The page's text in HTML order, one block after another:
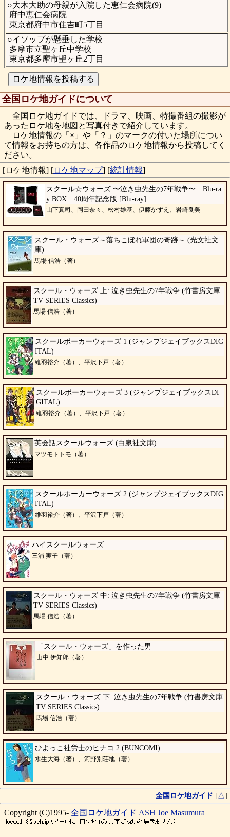
○大木大助の母親が入院した恵仁会病院(9)
府中恵仁会病院
東京都府中市住吉町5丁目
○イソップが懸垂した学校
多摩市立聖ヶ丘中学校
東京都多摩市聖ヶ丘2丁目
全国ロケ地ガイドについて
全国ロケ地ガイドでは、ドラマ、映画、特撮番組の撮影が
あったロケ地を地図と写真付きで紹介しています。
ロケ地情報の「×」や「？」のマークの付いた場所につい
て情報をお持ちの方は、各作品のロケ地情報から投稿してく
ださい。
[ロケ地情報] [ロケ地マップ] [統計情報]
スクール☆ウォーズ 〜泣き虫先生の7年戦争〜 Blu-ra
y BOX 40周年記念版 [Blu-ray]
山下真司、岡田奈々、松村雄基、伊藤かずえ、岩崎良美
スクール・ウォーズ～落ちこぼれ軍団の奇跡～ (光文社文
庫)
馬場 信浩（著）
スクール・ウォーズ 上: 泣き虫先生の7年戦争 (竹書房文庫
TV SERIES Classics)
馬場 信浩（著）
スクールポーカーウォーズ 1 (ジャンプジェイブックスDIG
ITAL)
維羽裕介（著）、平沢下戸（著）
スクールポーカーウォーズ 3 (ジャンプジェイブックスDI
GITAL)
維羽裕介（著）、平沢下戸（著）
英会話スクールウォーズ (白泉社文庫)
マツモトトモ（著）
スクールポーカーウォーズ 2 (ジャンプジェイブックスDIG
ITAL)
維羽裕介（著）、平沢下戸（著）
ハイスクールウォーズ
三浦 実子（著）
スクール・ウォーズ 中: 泣き虫先生の7年戦争 (竹書房文庫
TV SERIES Classics)
馬場 信浩（著）
「スクール・ウォーズ」を作った男
山中 伊知郎（著）
スクール・ウォーズ 下: 泣き虫先生の7年戦争 (竹書房文庫
TV SERIES Classics)
馬場 信浩（著）
ひよっこ社労士のヒナコ 2 (BUNCOMI)
水生大海（著）、河野別荘地（著）
全国ロケ地ガイド [ △]
Copyright (C)1995- 全国ロケ地ガイド ASH Joe Masumura